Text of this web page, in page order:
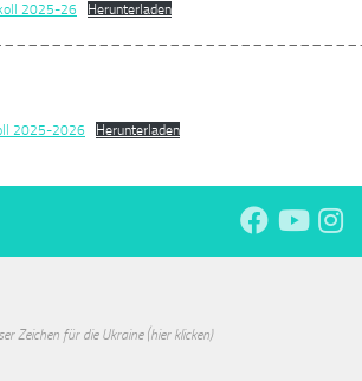
2025-26 Herunterladen
2025-2026 Herunterladen
Zeichen für die Ukraine (hier klicken)